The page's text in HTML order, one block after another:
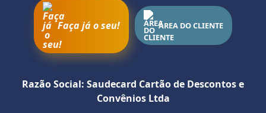
Sobre a empresa
Faça já o seu! ÁREA DO CLIENTE
Razão Social: Saudecard Cartão de Descontos e
Convênios Ltda